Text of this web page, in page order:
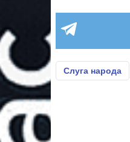
Слуга народа